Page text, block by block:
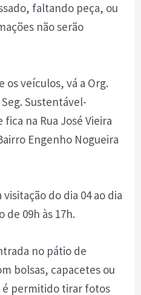
faltando peça, ou
não serão
os veículos, vá a Org.
Sustentável-
na Rua José Vieira
Engenho Nogueira
do dia 04 ao dia
de 09h às 17h.
no pátio de
bolsas, capacetes ou
é permitido tirar fotos